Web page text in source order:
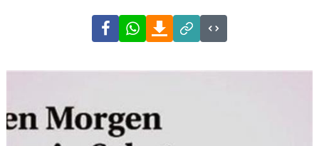
FacebookWhatsAppDownload
Link
Code